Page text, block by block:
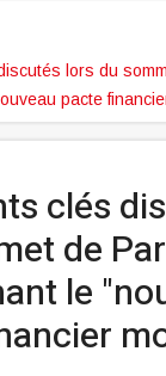
lors du
pacte
clés
de
le